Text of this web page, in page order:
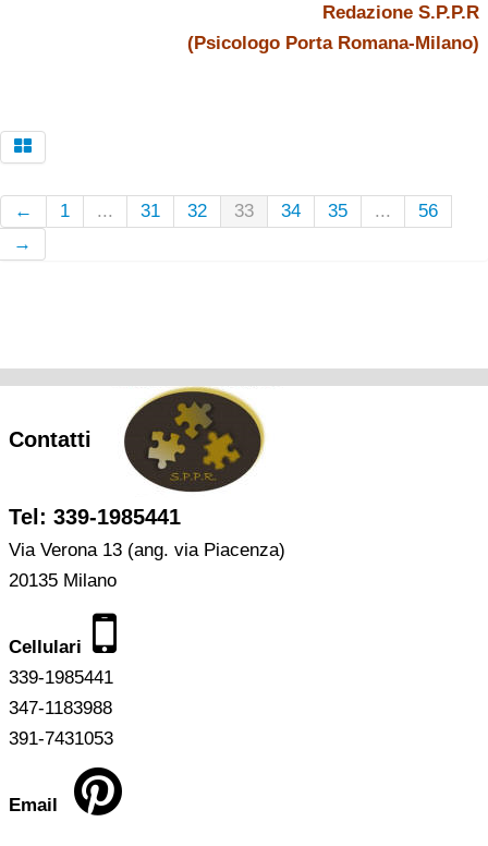
Redazione S.P.P.R
(Psicologo Porta Romana-Milano)
← 1 ... 31 32 33 34 35 ...
56
→
Contatti
Tel: 339-1985441
Via Verona 13 (ang. via Piacenza)
20135 Milano
Cellulari
339-1985441
347-1183988
391-7431053
Email